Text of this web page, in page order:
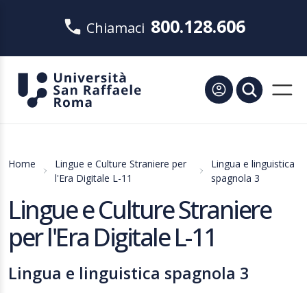
Chiamaci 800.128.606
Home
Lingue e Culture Straniere per
l'Era Digitale L-11
Lingua e linguistica
spagnola 3
Lingue e Culture Straniere
per l'Era Digitale L-11
Lingua e linguistica spagnola 3